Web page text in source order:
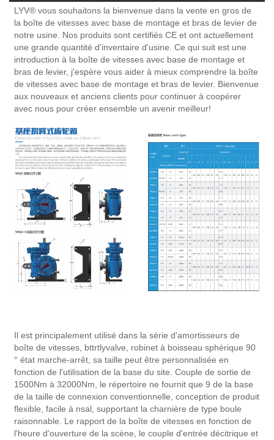
LYV® vous souhaitons la bienvenue dans la vente en gros de
la boîte de vitesses avec base de montage et bras de levier de
notre usine. Nos produits sont certifiés CE et ont actuellement
une grande quantité d'inventaire d'usine. Ce qui suit est une
introduction à la boîte de vitesses avec base de montage et
bras de levier, j'espère vous aider à mieux comprendre la boîte
de vitesses avec base de montage et bras de levier. Bienvenue
aux nouveaux et anciens clients pour continuer à coopérer
avec nous pour créer ensemble un avenir meilleur!
Il est principalement utilisé dans la série d'amortisseurs de
boîte de vitesses, bttrtlyvalve, robinet à boisseau sphérique 90
° état marche-arrêt, sa taille peut être personnalisée en
fonction de l'utilisation de la base du site. Couple de sortie de
1500Nm à 32000Nm, le répertoire ne fournit que 9 de la base
de la taille de connexion conventionnelle, conception de produit
flexible, facile à nsal, supportant la charnière de type boule
raisonnable. Le rapport de la boîte de vitesses en fonction de
l'heure d'ouverture de la scène, le couple d'entrée décitrique et